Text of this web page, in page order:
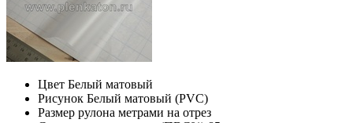
Цвет Белый матовый
Рисунок Белый матовый (PVC)
Размер рулона метрами на отрез